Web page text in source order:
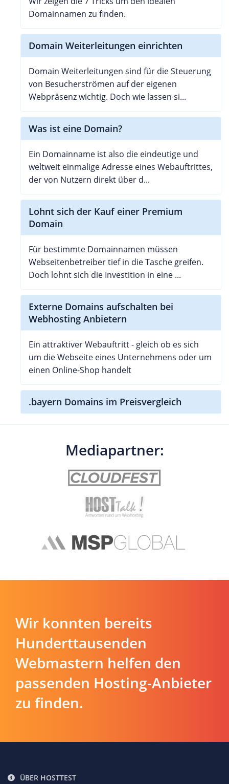
Domainnamen zu finden.
Domain Weiterleitungen einrichten
Domain Weiterleitungen sind für die Steuerung
von Besucherströmen auf der eigenen
Webpräsenz wichtig. Doch wie lassen si...
Was ist eine Domain?
Ein Domainname ist also die eindeutige und
weltweit einmalige Adresse eines Webauftrittes,
der von Nutzern direkt über d...
Lohnt sich der Kauf einer Premium
Domain
Für bestimmte Domainnamen müssen
Webseitenbetreiber tief in die Tasche greifen.
Doch lohnt sich die Investition in eine ...
Externe Domains aufschalten bei
Webhosting Anbietern
Ein attraktiver Webauftritt - gleich ob es sich
um die Webseite eines Unternehmens oder um
einen Online-Shop handelt
.bayern Domains im Preisvergleich
Mediapartner:
Wir konnten bereits
Hunderttausenden
Webmastern helfen den
passenden Hosting-Anbieter
zu finden.
ÜBER HOSTTEST